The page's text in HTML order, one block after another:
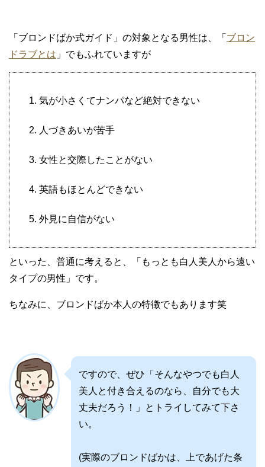
「ブロンドばか式ガイド」の対象となる男性は、「 ブロン
ドラブとは 」でもふれていますが
気が小さくてナンパなど絶対できない
人づきあいが苦手
女性と交際したことがない
英語もほとんどできない
外見に自信がない
といった、普通に考えると、「もっとも白人美人から遠い
タイプの男性」です。
ちなみに、ブロンドばか本人の特徴でもあります笑
ですので、ぜひ「そんなやつでも白人
美人と付き合えるのなら、自分でも大
丈夫だろう！」とトライしてみて下さ
い。
(実際のブロンドばかは、上であげた条